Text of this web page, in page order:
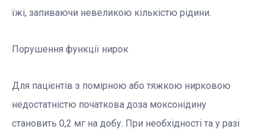
їжі, запиваючи невеликою кількістю рідини.
Порушення функції нирок
Для пацієнтів з помірною або тяжкою нирковою
недостатністю початкова доза моксонідину
становить 0,2 мг на добу. При необхідності та у разі